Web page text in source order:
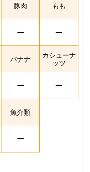
豚肉 もも
バナナ
カシューナ
ッツ
魚介類